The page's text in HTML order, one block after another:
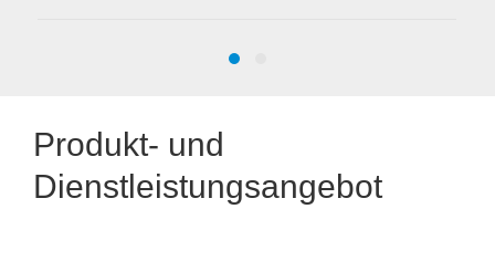
Produkt- und
Dienstleistungsangebot